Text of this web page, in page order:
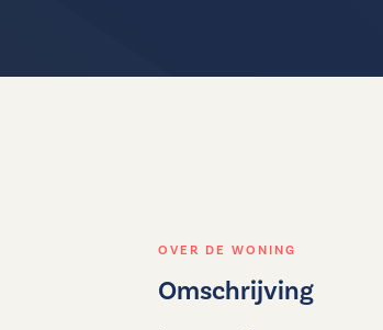
OVER DE WONING
Omschrijving